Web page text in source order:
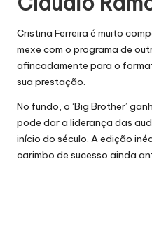
Cristina Ferreira é muito
mexe com o programa de
afincadamente para o
sua prestação.
No fundo, o ‘Big Brother’
pode dar a liderança das
início do século. A edição
carimbo de sucesso ainda